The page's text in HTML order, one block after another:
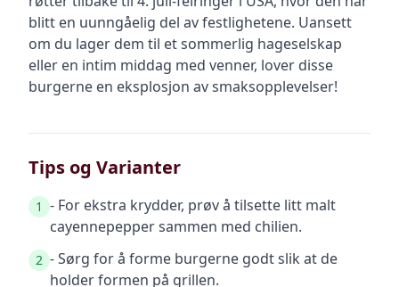
blitt en uunngåelig del av festlighetene. Uansett
om du lager dem til et sommerlig hageselskap
eller en intim middag med venner, lover disse
burgerne en eksplosjon av smaksopplevelser!
Tips og Varianter
1 - For ekstra krydder, prøv å tilsette litt malt
cayennepepper sammen med chilien.
2 - Sørg for å forme burgerne godt slik at de
holder formen på grillen.